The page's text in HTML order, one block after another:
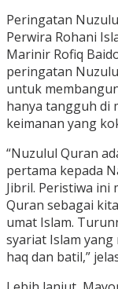
Peringatan
Perwira Rohani
Marinir Rofiq
peringatan
untuk
hanya tangguh di
keimanan yang
“Nuzulul Quran
pertama kepada
Jibril. Peristiwa ini
Quran sebagai
umat Islam.
syariat Islam
haq dan batil,”